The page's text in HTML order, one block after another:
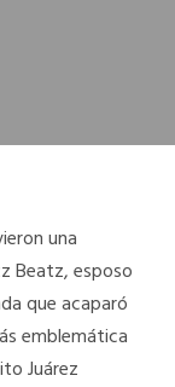
una
Beatz, esposo
que acaparó
emblemática
Juárez